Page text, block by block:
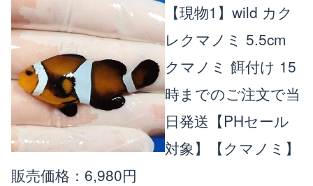
【現物1】wild カク
レクマノミ 5.5cm
クマノミ 餌付け 15
時までのご注文で当
日発送【PHセール
対象】【クマノミ】
販売価格：6,980円